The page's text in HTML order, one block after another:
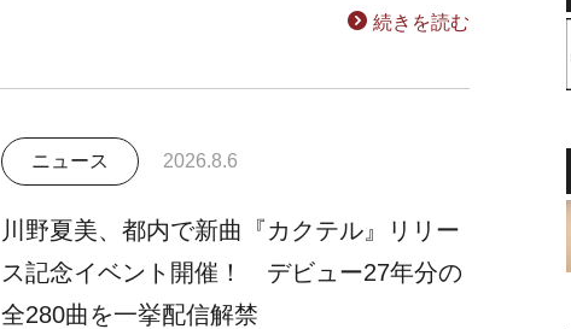
続きを読む
ニュース 2026.8.6
川野夏美、都内で新曲『カクテル』リリー
ス記念イベント開催！ デビュー27年分の
全280曲を一挙配信解禁